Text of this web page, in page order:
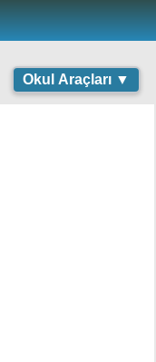
Okul Araçları ▼